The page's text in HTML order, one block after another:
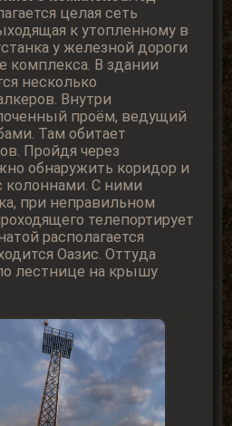
целая сеть
к утопленному в
у железной дороги
комплекса. В здании
несколько
Внутри
проём, ведущий
Там обитает
Пройдя через
обнаружить коридор и
колоннами. С ними
при неправильном
телепортирует
располагается
Оазис. Оттуда
лестнице на крышу